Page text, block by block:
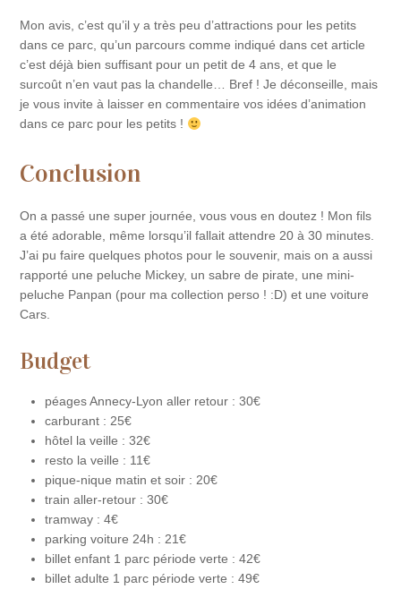
Mon avis, c’est qu’il y a très peu d’attractions pour les petits
dans ce parc, qu’un parcours comme indiqué dans cet article
c’est déjà bien suffisant pour un petit de 4 ans, et que le
surcoût n’en vaut pas la chandelle… Bref ! Je déconseille, mais
je vous invite à laisser en commentaire vos idées d’animation
dans ce parc pour les petits !
Conclusion
On a passé une super journée, vous vous en doutez ! Mon fils
a été adorable, même lorsqu’il fallait attendre 20 à 30 minutes.
J’ai pu faire quelques photos pour le souvenir, mais on a aussi
rapporté une peluche Mickey, un sabre de pirate, une mini-
peluche Panpan (pour ma collection perso ! :D) et une voiture
Cars.
Budget
péages Annecy-Lyon aller retour : 30€
carburant : 25€
hôtel la veille : 32€
resto la veille : 11€
pique-nique matin et soir : 20€
train aller-retour : 30€
tramway : 4€
parking voiture 24h : 21€
billet enfant 1 parc période verte : 42€
billet adulte 1 parc période verte : 49€